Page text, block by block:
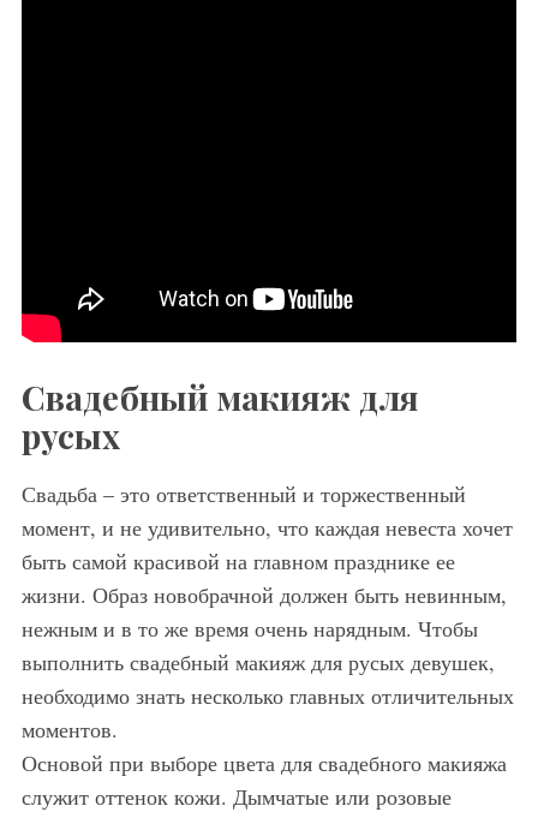
Свадебный макияж для
русых
Свадьба – это ответственный и торжественный
момент, и не удивительно, что каждая невеста хочет
быть самой красивой на главном празднике ее
жизни. Образ новобрачной должен быть невинным,
нежным и в то же время очень нарядным. Чтобы
выполнить свадебный макияж для русых девушек,
необходимо знать несколько главных отличительных
моментов.
Основой при выборе цвета для свадебного макияжа
служит оттенок кожи. Дымчатые или розовые